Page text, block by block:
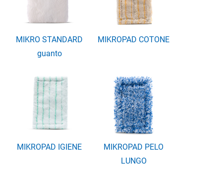
MIKRO STANDARD
guanto
MIKROPAD COTONE
MIKROPAD IGIENE
MIKROPAD PELO
LUNGO